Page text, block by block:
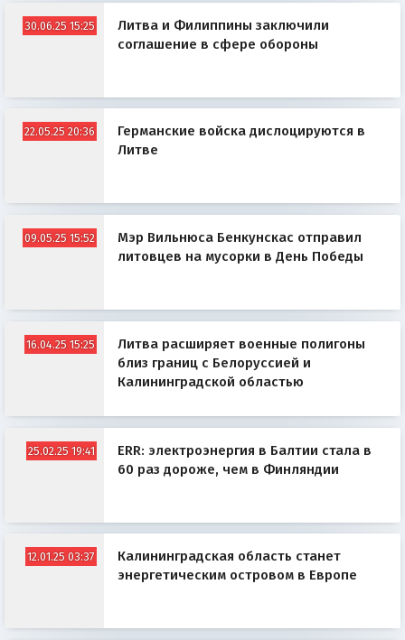
30.06.25 15:25
Литва и Филиппины заключили
соглашение в сфере обороны
22.05.25 20:36
Германские войска дислоцируются в
Литве
09.05.25 15:52
Мэр Вильнюса Бенкунскас отправил
литовцев на мусорки в День Победы
16.04.25 15:25
Литва расширяет военные полигоны
близ границ с Белоруссией и
Калининградской областью
25.02.25 19:41
ERR: электроэнергия в Балтии стала в
60 раз дороже, чем в Финляндии
12.01.25 03:37
Калининградская область станет
энергетическим островом в Европе